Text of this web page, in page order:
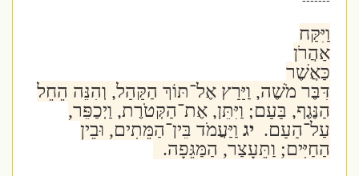
וַיִּקַּח
אַהֲרֹן
כַּאֲשֶׁר
דִּבֶּר מֹשֶׁה, וַיָּרָץ אֶל־תּוֹךְ הַקָּהָל, וְהִנֵּה הֵחֵל
הַנֶּגֶף, בָּעָם; וַיִּתֵּן, אֶת־הַקְּטֹרֶת, וַיְכַפֵּר,
עַל־הָעָם.יג וַיַּעֲמֹד בֵּין־הַמֵּתִים, וּבֵין
הַחַיִּים; וַתֵּעָצַר, הַמַּגֵּפָה.